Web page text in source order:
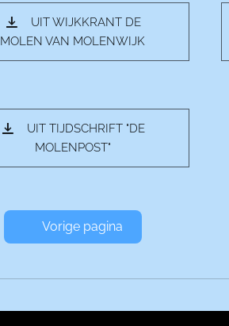
UIT WIJKKRANT DE
MOLEN VAN MOLENWIJK
UIT TIJDSCHRIFT "DE
MOLENPOST"
⬅️ Vorige pagina